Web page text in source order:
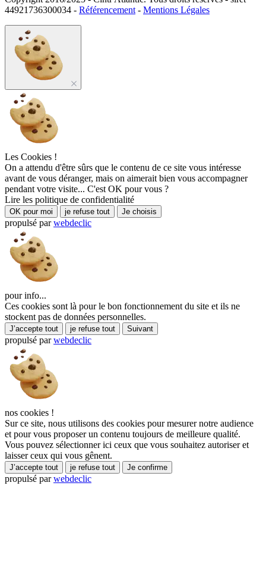
44921736300034 - Référencement - Mentions Légales
Les Cookies !
On a attendu d'être sûrs que le contenu de ce site vous intéresse
avant de vous déranger, mais on aimerait bien vous accompagner
pendant votre visite... C'est OK pour vous ?
Lire les politique de confidentialité
OK pour moi je refuse tout Je choisis
propulsé par webdeclic
pour info...
Ces cookies sont là pour le bon fonctionnement du site et ils ne
stockent pas de données personnelles.
J’accepte tout je refuse tout Suivant
propulsé par webdeclic
nos cookies !
Sur ce site, nous utilisons des cookies pour mesurer notre audience
et pour vous proposer un contenu toujours de meilleure qualité.
Vous pouvez sélectionner ici ceux que vous souhaitez autoriser et
laisser ceux qui vous gênent.
J’accepte tout je refuse tout Je confirme
propulsé par webdeclic